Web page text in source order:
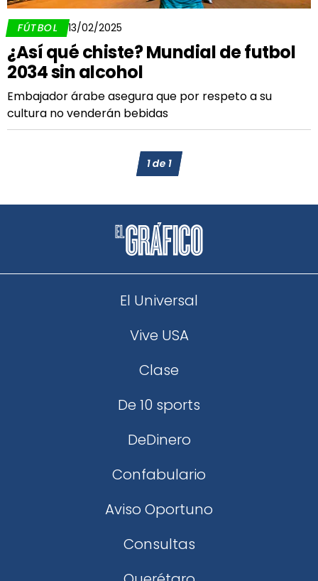
FÚTBOL 13/02/2025
¿Así qué chiste? Mundial de futbol
2034 sin alcohol
Embajador árabe asegura que por respeto a su
cultura no venderán bebidas
1de1
El Universal
Vive USA
Clase
De 10 sports
DeDinero
Confabulario
Aviso Oportuno
Consultas